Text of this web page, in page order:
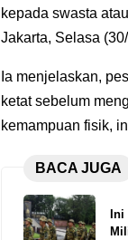
kepada swasta
Jakarta, Selasa
Ia menjelaskan,
ketat sebelum
kemampuan fisik,
BACA JUGA